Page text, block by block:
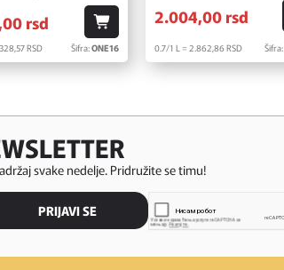
00rsd
57RSD Šifra:ONE16
2.004,00rsd
0.7/1 L = 2.862,86RSD Šifra:
svake nedelje. Pridružite se timu!
PRIJAVI SE